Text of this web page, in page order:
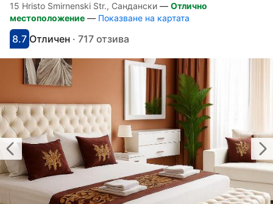
Линкове, достъпни за хора със
Напред към описанието
Напред към удобствата
Напред към стаите
Напред към политиките
15 Hristo Smirnenski Str., Сандански — Отлично
местоположение — Показване на картата
С оценка: 8.7
8.7
Оценено като: отлично
Отличен · 717 отзива